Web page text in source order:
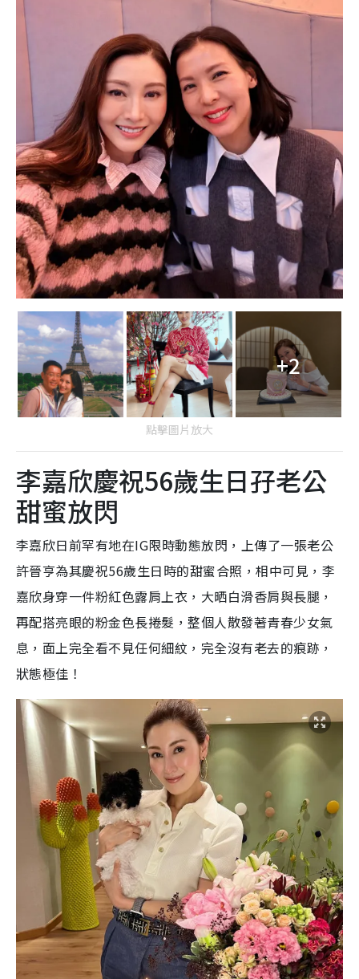
+2
點擊圖片放大
李嘉欣慶祝56歲生日孖老公
甜蜜放閃
李嘉欣日前罕有地在IG限時動態放閃，上傳了一張老公
許晉亨為其慶祝56歲生日時的甜蜜合照，相中可見，李
嘉欣身穿一件粉紅色露肩上衣，大晒白滑香肩與長腿，
再配搭亮眼的粉金色長捲髮，整個人散發著青春少女氣
息，面上完全看不見任何細紋，完全沒有老去的痕跡，
狀態極佳！